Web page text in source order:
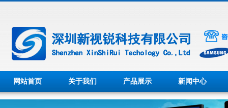
网站首页 关于我们 产品展示 新闻中心